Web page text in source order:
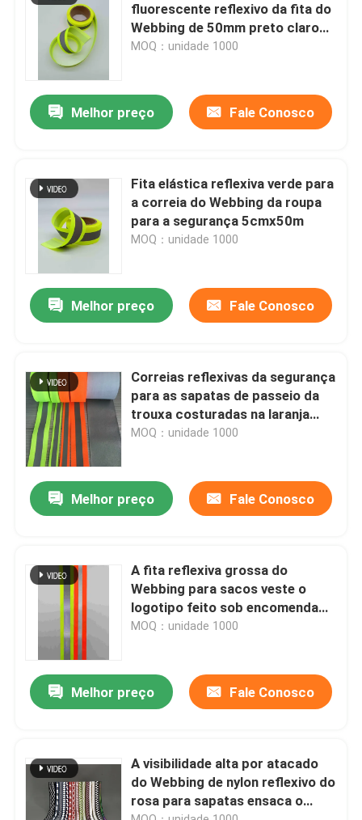
Produtos
Quem Somos
Fábrica
Fale Conosco
notícias
Todos os casos
Pedir um orçamento
tela reflexiva
fluorescente reflexivo da fita do
Webbing de 50mm preto claro
alto feito sob encomenda
MOQ：unidade 1000
Melhor preço Fale Conosco
Fita elástica reflexiva verde para
a correia do Webbing da roupa
para a segurança 5cmx50m
MOQ：unidade 1000
Melhor preço Fale Conosco
Correias reflexivas da segurança
para as sapatas de passeio da
trouxa costuradas na laranja
verde vermelha preta
MOQ：unidade 1000
Melhor preço Fale Conosco
A fita reflexiva grossa do
Webbing para sacos veste o
logotipo feito sob encomenda
1x0.5cm da forma de Oxford
MOQ：unidade 1000
Melhor preço Fale Conosco
A visibilidade alta por atacado
do Webbing de nylon reflexivo do
rosa para sapatas ensaca o